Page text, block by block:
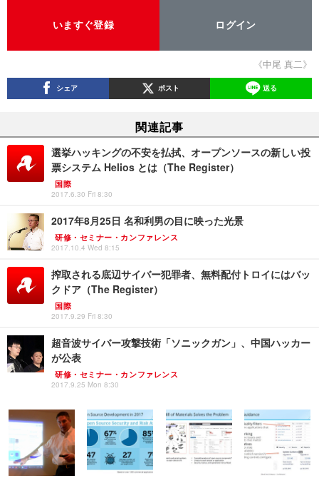
いますぐ登録 ログイン
《中尾 真二》
シェア ポスト 送る
関連記事
選挙ハッキングの不安を払拭、オープンソースの新しい投
票システム Helios とは（The Register）
国際
2017.6.30 Fri 8:30
2017年8月25日 名和利男の目に映った光景
研修・セミナー・カンファレンス
2017.10.4 Wed 8:15
搾取される底辺サイバー犯罪者、無料配付トロイにはバッ
クドア（The Register）
国際
2017.9.29 Fri 8:30
超音波サイバー攻撃技術「ソニックガン」、中国ハッカー
が公表
研修・セミナー・カンファレンス
2017.9.25 Mon 8:30